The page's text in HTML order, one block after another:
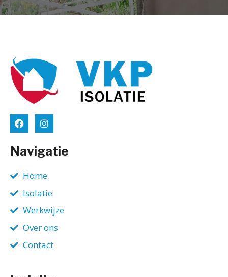
Navigatie
Home
Isolatie
Werkwijze
Over ons
Contact